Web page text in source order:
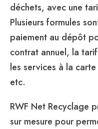
déchets, avec une
Plusieurs formules
paiement au dépôt
contrat annuel, la
les services à la
etc.
RWF Net Recyclage
sur mesure pour